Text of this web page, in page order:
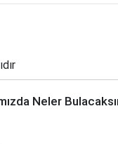
Neler